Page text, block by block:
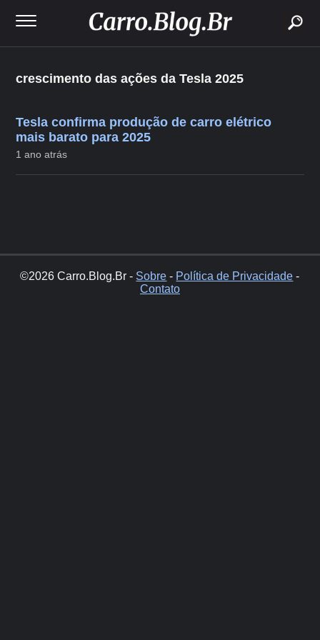
crescimento das ações da Tesla 2025
Tesla confirma produção de carro elétrico
mais barato para 2025
1 ano atrás
©2026 Carro.Blog.Br - Sobre - Política de Privacidade -
Contato